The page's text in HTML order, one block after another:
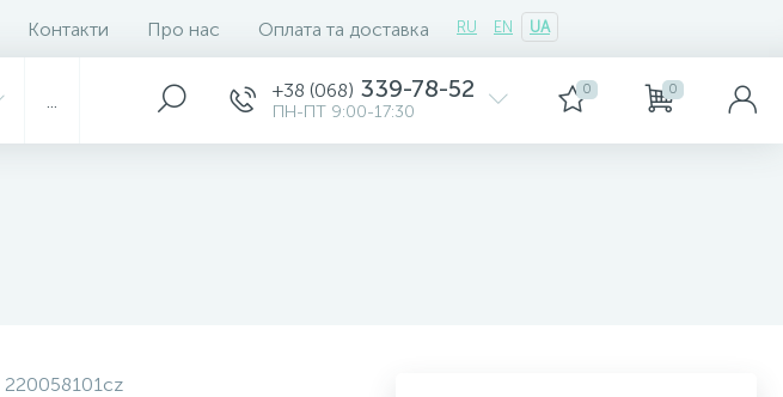
Контакти Про нас Оплата та доставка RU EN UA
+38 (068) 339-78-52
ПН-ПТ 9:00-17:30
0 0
220058101cz